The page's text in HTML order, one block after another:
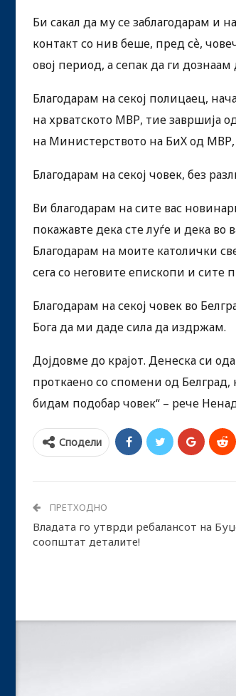
Би сакал да му се заблагодарам и
контакт со нив беше, пред сѐ,
овој период, а сепак да ги дознаам
Благодарам на секој полицаец,
на хрватското МВР, тие завршија
на Министерството на БиХ од МВР,
Благодарам на секој човек, без
Ви благодарам на сите вас
покажавте дека сте луѓе и дека во
Благодарам на моите католички
сега со неговите епископи и сите
Благодарам на секој човек во
Бога да ми даде сила да издржам.
Дојдовме до крајот. Денеска си
проткаено со спомени од Белград,
бидам подобар човек“ – рече
Сподели
ПРЕТХОДНО
Владата го утврди ребалансот на
соопштат деталите!